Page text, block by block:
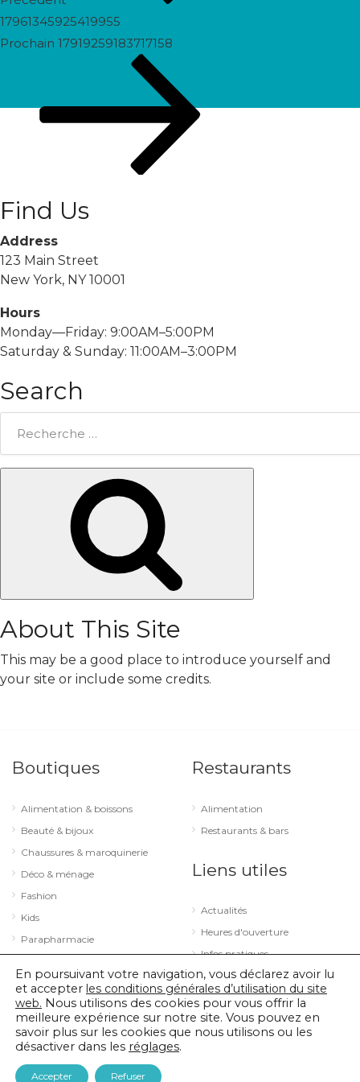
17961345925419955
Prochain
Prochain 17919259183717158
Find Us
Address
123 Main Street
New York, NY 10001
Hours
Monday—Friday: 9:00AM–5:00PM
Saturday & Sunday: 11:00AM–3:00PM
Search
About This Site
This may be a good place to introduce yourself and
your site or include some credits.
Boutiques
Alimentation & boissons
Beauté & bijoux
Chaussures & maroquinerie
Déco & ménage
Fashion
Kids
Parapharmacie
Sport & loisirs
Technologie & optique
Restaurants
Alimentation
Restaurants & bars
Liens utiles
Actualités
Heures d'ouverture
Infos pratiques
© 2026 City Concorde |Mentions légales
En poursuivant votre navigation, vous déclarez avoir lu
et accepter les conditions générales d’utilisation du site
web. Nous utilisons des cookies pour vous offrir la
meilleure expérience sur notre site. Vous pouvez en
savoir plus sur les cookies que nous utilisons ou les
désactiver dans les réglages.
Accepter Refuser